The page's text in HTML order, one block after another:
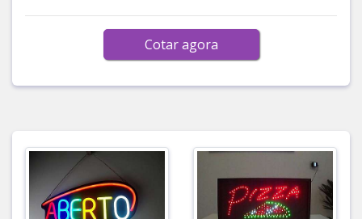
Cotar agora